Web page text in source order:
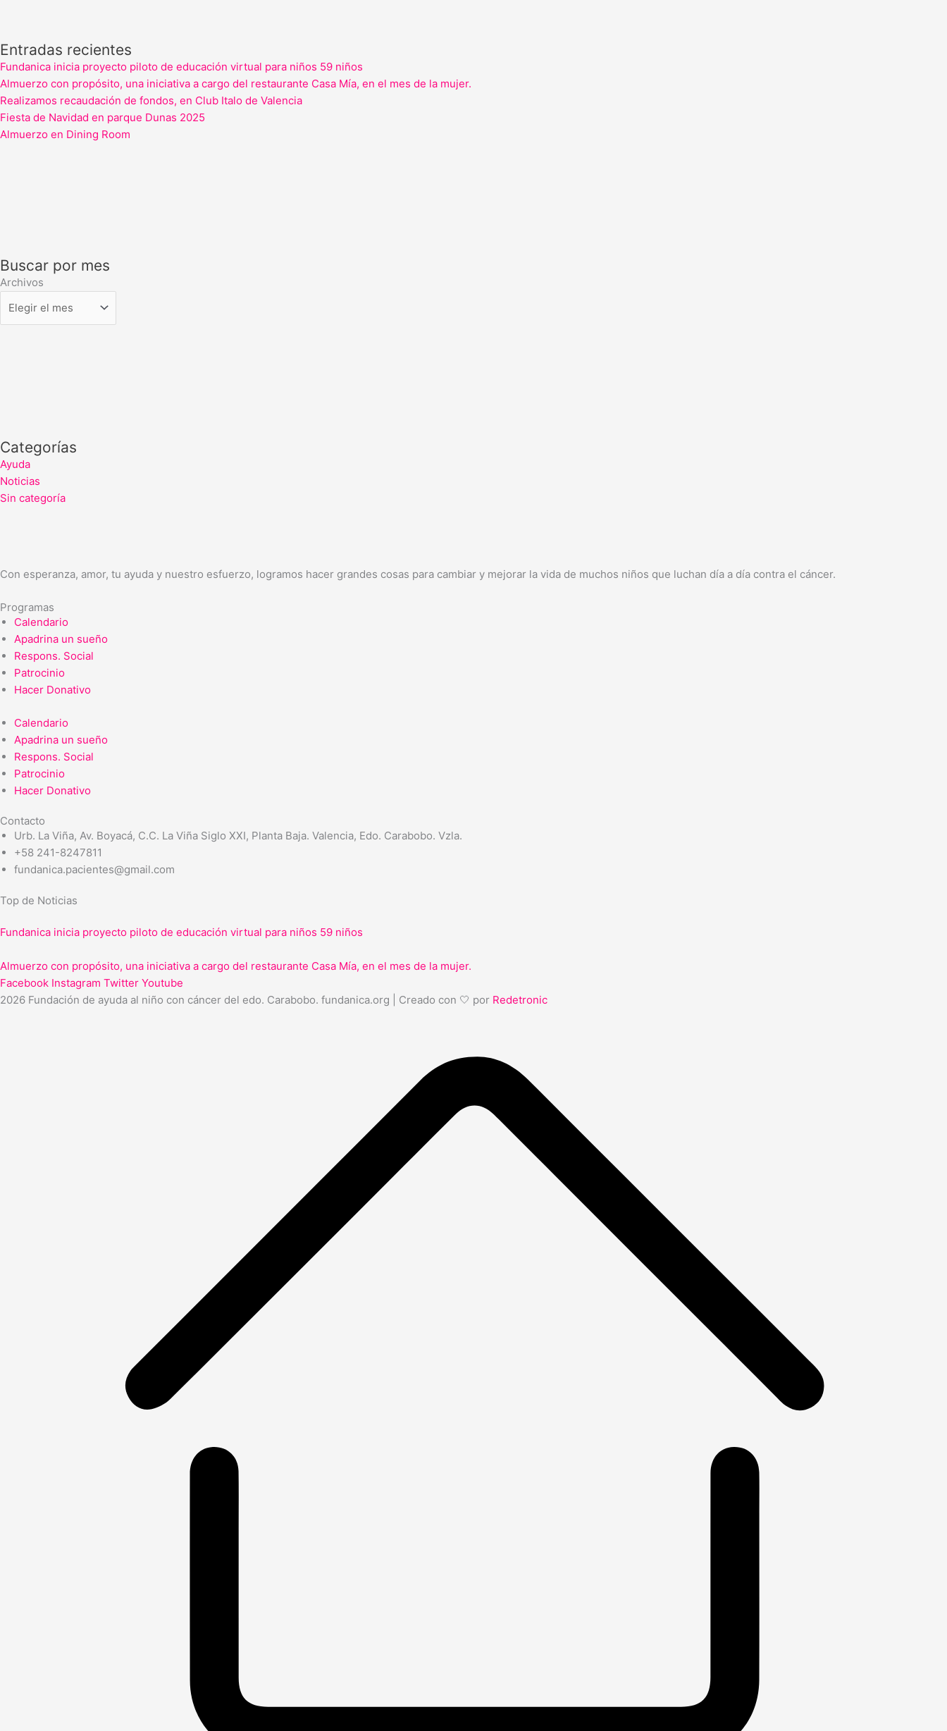
Entradas recientes
Fundanica inicia proyecto piloto de educación virtual para niños 59 niños
Almuerzo con propósito, una iniciativa a cargo del restaurante Casa Mía, en el mes de la mujer.
Realizamos recaudación de fondos, en Club Italo de Valencia
Fiesta de Navidad en parque Dunas 2025
Almuerzo en Dining Room
Buscar por mes
Archivos
Categorías
Ayuda
Noticias
Sin categoría
Con esperanza, amor, tu ayuda y nuestro esfuerzo, logramos hacer grandes cosas para cambiar y mejorar la vida de muchos niños que luchan día a día contra el cáncer.
Programas
Calendario
Apadrina un sueño
Respons. Social
Patrocinio
Hacer Donativo
Calendario
Apadrina un sueño
Respons. Social
Patrocinio
Hacer Donativo
Contacto
Urb. La Viña, Av. Boyacá, C.C. La Viña Siglo XXI, Planta Baja. Valencia, Edo. Carabobo. Vzla.
+58 241-8247811
fundanica.pacientes@gmail.com
Top de Noticias
Fundanica inicia proyecto piloto de educación virtual para niños 59 niños
Almuerzo con propósito, una iniciativa a cargo del restaurante Casa Mía, en el mes de la mujer.
Facebook Instagram Twitter Youtube
2026 Fundación de ayuda al niño con cáncer del edo. Carabobo. fundanica.org | Creado con 🤍 por Redetronic